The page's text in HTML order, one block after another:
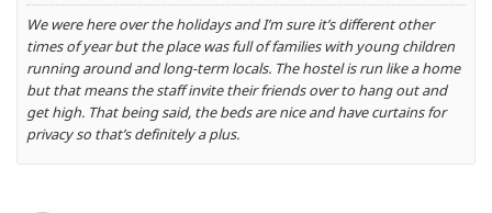
We were here over the holidays and I’m sure it’s different other
times of year but the place was full of families with young children
running around and long-term locals. The hostel is run like a home
but that means the staff invite their friends over to hang out and
get high. That being said, the beds are nice and have curtains for
privacy so that’s definitely a plus.